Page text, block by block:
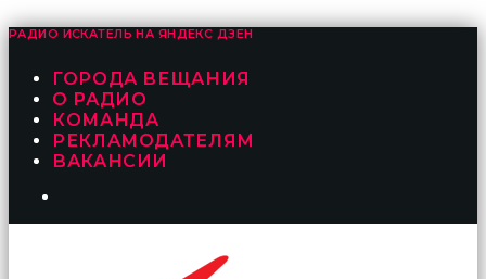
РАДИО ИСКАТЕЛЬ НА ЯНДЕКС ДЗЕН
ГОРОДА ВЕЩАНИЯ
О РАДИО
КОМАНДА
РЕКЛАМОДАТЕЛЯМ
ВАКАНСИИ